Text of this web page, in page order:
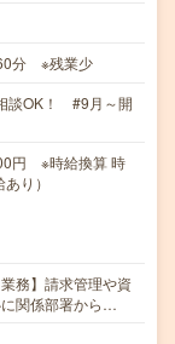
分 ※残業少
談OK！ #9月～開
円 ※時給換算 時
り）
務】請求管理や資
関係部署から…